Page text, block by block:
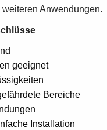
Anwendungen.
geeignet
Bereiche
Installation